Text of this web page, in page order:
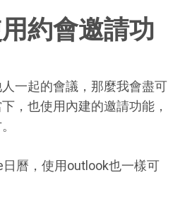
約會邀請功
一起的會議，那麼我會盡可
，也使用內建的邀請功能，
曆，使用outlook也一樣可